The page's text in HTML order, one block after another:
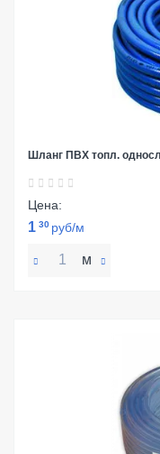
Шланг ПВХ топл.
Цена:
1 30 руб/м
м